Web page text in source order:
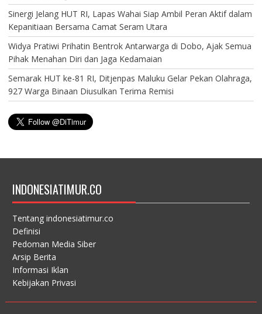
Sinergi Jelang HUT RI, Lapas Wahai Siap Ambil Peran Aktif dalam
Kepanitiaan Bersama Camat Seram Utara
Widya Pratiwi Prihatin Bentrok Antarwarga di Dobo, Ajak Semua
Pihak Menahan Diri dan Jaga Kedamaian
Semarak HUT ke-81 RI, Ditjenpas Maluku Gelar Pekan Olahraga,
927 Warga Binaan Diusulkan Terima Remisi
INDONESIATIMUR.CO
Tentang indonesiatimur.co
Definisi
Pedoman Media Siber
Arsip Berita
Informasi Iklan
Kebijakan Privasi